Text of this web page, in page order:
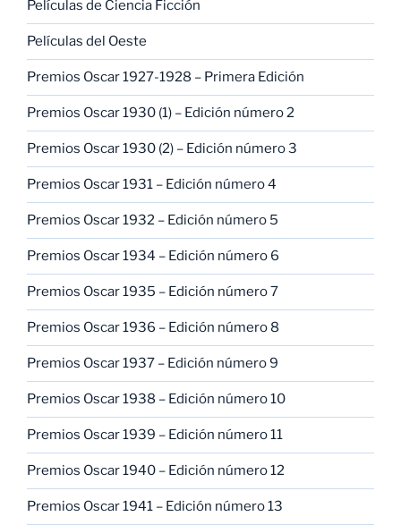
Películas de Ciencia Ficción
Películas del Oeste
Premios Oscar 1927-1928 – Primera Edición
Premios Oscar 1930 (1) – Edición número 2
Premios Oscar 1930 (2) – Edición número 3
Premios Oscar 1931 – Edición número 4
Premios Oscar 1932 – Edición número 5
Premios Oscar 1934 – Edición número 6
Premios Oscar 1935 – Edición número 7
Premios Oscar 1936 – Edición número 8
Premios Oscar 1937 – Edición número 9
Premios Oscar 1938 – Edición número 10
Premios Oscar 1939 – Edición número 11
Premios Oscar 1940 – Edición número 12
Premios Oscar 1941 – Edición número 13